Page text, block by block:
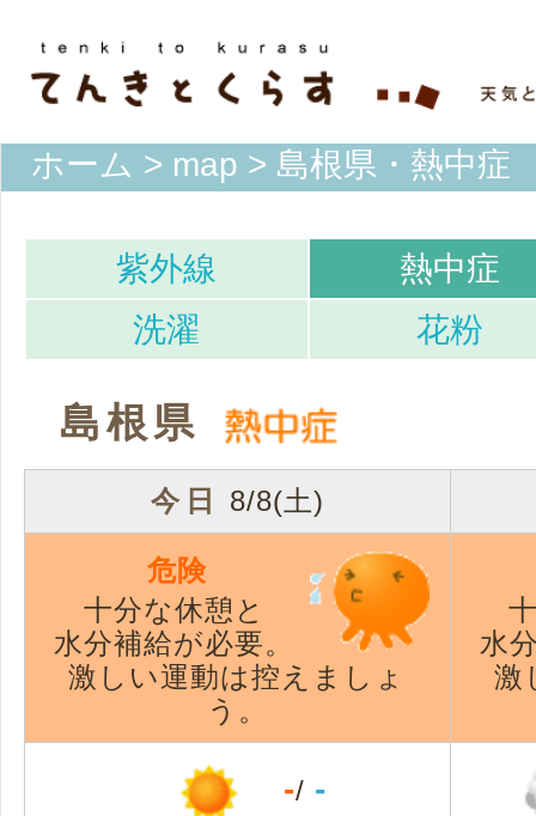
ホーム > map > 島根県・熱中症
紫外線
熱中症
洗濯
花粉
島根県
今日 8/8(土)
危険
十分な休憩と
水分補給が必要。
激しい運動は控えましょ
う。
水
激
-/ -